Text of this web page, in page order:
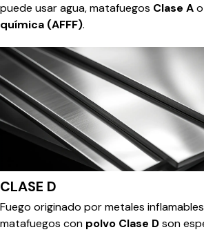
puede usar agua, matafuegos Clase Ao
química (AFFF).
CLASE D
Fuego originado por metales
matafuegos con polvo Clase Dson